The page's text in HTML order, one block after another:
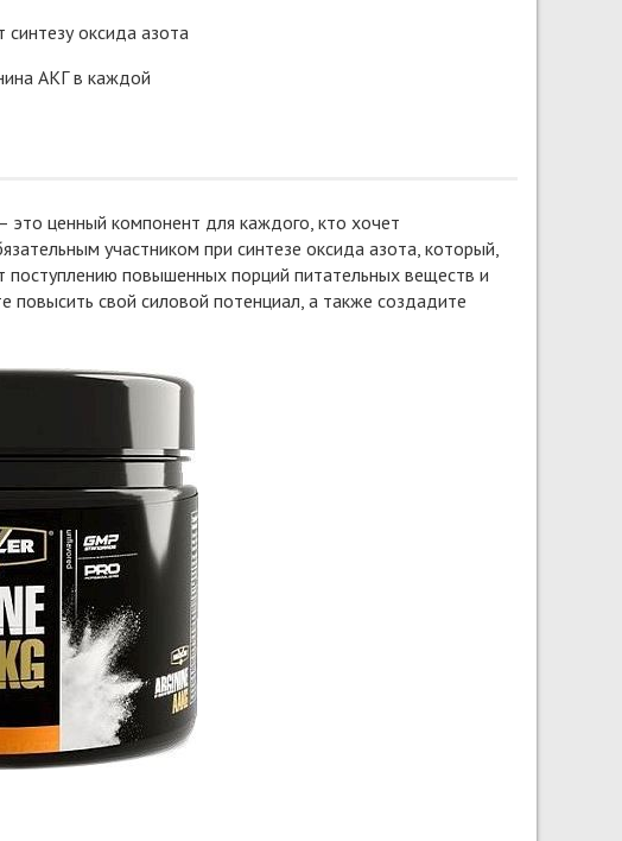
синтезу оксида азота
АКГ в каждой
ценный компонент для каждого, кто хочет
участником при синтезе оксида азота, который,
поступлению повышенных порций питательных веществ и
свой силовой потенциал, а также создадите